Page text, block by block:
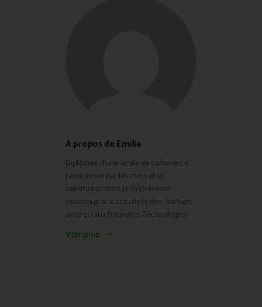
A propos de Emilie
Diplômée d'une école de commerce,
passionnée par les mots et la
communication, je m'intéresse
beaucoup aux actualités des Startups
ainsi qu'aux Nouvelles Technologies.
Voir plus